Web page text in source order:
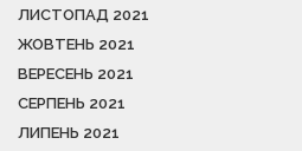
ЛИСТОПАД 2021
ЖОВТЕНЬ 2021
ВЕРЕСЕНЬ 2021
СЕРПЕНЬ 2021
ЛИПЕНЬ 2021